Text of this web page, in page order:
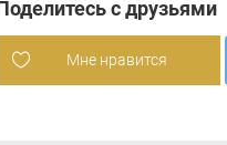
с друзьями
Мне нравится